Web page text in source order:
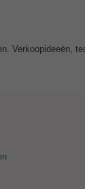
Verkoopideeën,